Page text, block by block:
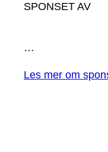
SPONSET AV
…
Les mer om